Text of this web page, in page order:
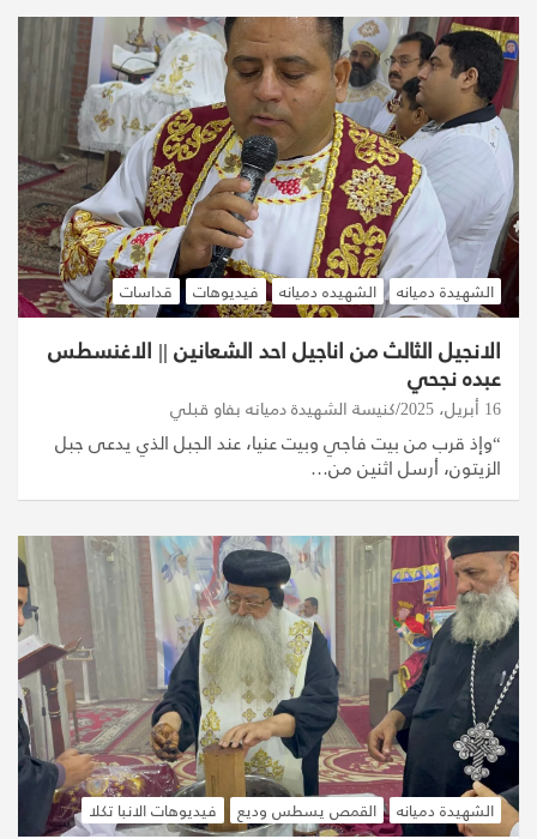
الشهيدة دميانه الشهيده دميانه فيديوهات قداسات
الانجيل الثالث من اناجيل احد الشعانين || الاغنسطس
عبده نجحي
16 أبريل، 2025 كنيسة الشهيدة دميانه بفاو قبلي
“وإذ قرب من بيت فاجي وبيت عنيا، عند الجبل الذي يدعى جبل
الزيتون، أرسل اثنين من…
الشهيدة دميانه القمص يسطس وديع فيديوهات الانبا تكلا